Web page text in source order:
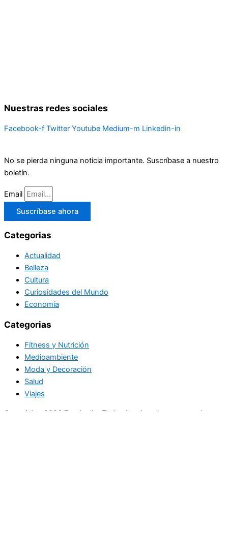
Nuestras redes sociales
Facebook-f Twitter Youtube Medium-m Linkedin-in
No se pierda ninguna noticia importante. Suscríbase a nuestro
boletín.
Email
Suscríbase ahora
Categorias
Actualidad
Belleza
Cultura
Curiosidades del Mundo
Economía
Categorias
Fitness y Nutrición
Medioambiente
Moda y Decoración
Salud
Viajes
Copyright+2026 En circulo. Todos los derechos reservados